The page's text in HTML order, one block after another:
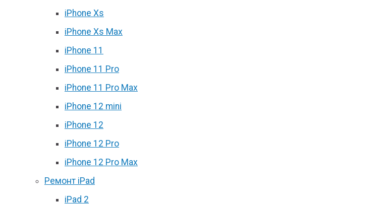
iPhone Xs
iPhone Xs Max
iPhone 11
iPhone 11 Pro
iPhone 11 Pro Max
iPhone 12 mini
iPhone 12
iPhone 12 Pro
iPhone 12 Pro Max
Ремонт iPad
iPad 2